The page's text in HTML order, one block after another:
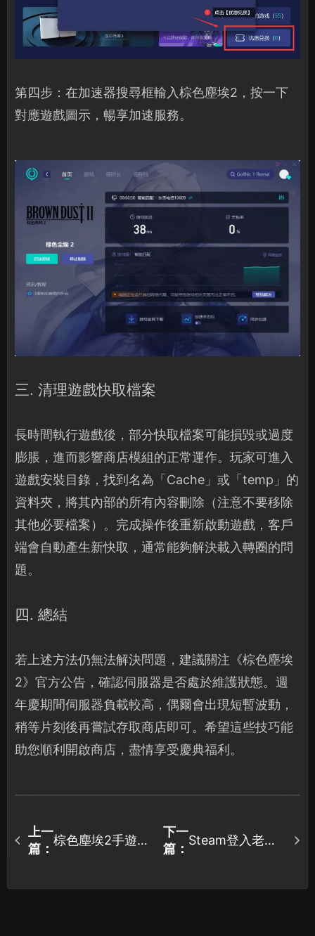
第四步：在加速器搜尋框輸入棕色塵埃2，按一下
對應遊戲圖示，暢享加速服務。
三. 清理遊戲快取檔案
長時間執行遊戲後，部分快取檔案可能損毀或過度
膨脹，進而影響商店模組的正常運作。玩家可進入
遊戲安裝目錄，找到名為「Cache」或「temp」的
資料夾，將其內部的所有內容刪除（注意不要移除
其他必要檔案）。完成操作後重新啟動遊戲，客戶
端會自動產生新快取，通常能夠解決載入轉圈的問
題。
四. 總結
若上述方法仍無法解決問題，建議關注《棕色塵埃
2》官方公告，確認伺服器是否處於維護狀態。週
年慶期間伺服器負載較高，偶爾會出現短暫波動，
稍等片刻後再嘗試存取商店即可。希望這些技巧能
助您順利開啟商店，盡情享受慶典福利。
上一
篇：
棕色塵埃2手遊掉
解！
下一
篇：
Steam登入老是
定！